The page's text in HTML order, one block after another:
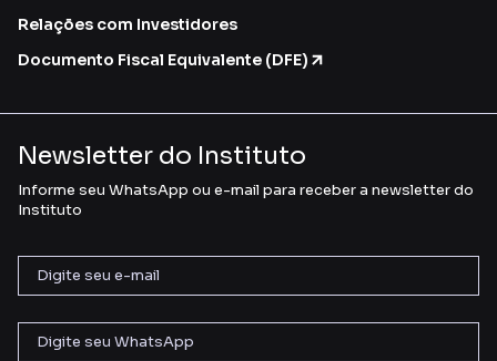
Relações com Investidores
Documento Fiscal Equivalente (DFE)
Newsletter do Instituto
Informe seu WhatsApp ou e-mail para receber a newsletter do
Instituto